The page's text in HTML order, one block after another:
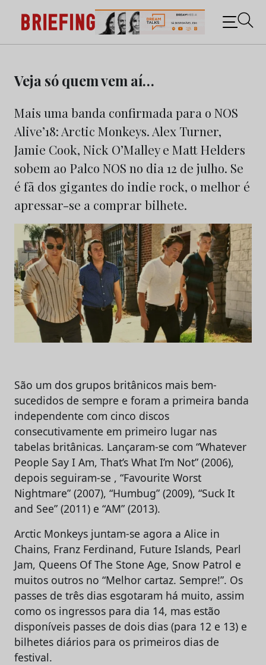
content
Briefing: Todas as notícias sobre os negócios do
Marketing e da Publicidade
Veja só quem vem aí…
Mais uma banda confirmada para o NOS
Alive’18: Arctic Monkeys. Alex Turner,
Jamie Cook, Nick O’Malley e Matt Helders
sobem ao Palco NOS no dia 12 de julho. Se
é fã dos gigantes do indie rock, o melhor é
apressar-se a comprar bilhete.
São um dos grupos britânicos mais bem-
sucedidos de sempre e foram a primeira banda
independente com cinco discos
consecutivamente em primeiro lugar nas
tabelas britânicas. Lançaram-se com “Whatever
People Say I Am, That’s What I’m Not” (2006),
depois seguiram-se , “Favourite Worst
Nightmare” (2007), “Humbug” (2009), “Suck It
and See” (2011) e “AM” (2013).
Arctic Monkeys juntam-se agora a Alice in
Chains, Franz Ferdinand, Future Islands, Pearl
Jam, Queens Of The Stone Age, Snow Patrol e
muitos outros no “Melhor cartaz. Sempre!”. Os
passes de três dias esgotaram há muito, assim
como os ingressos para dia 14, mas estão
disponíveis passes de dois dias (para 12 e 13) e
bilhetes diários para os primeiros dias de
festival.